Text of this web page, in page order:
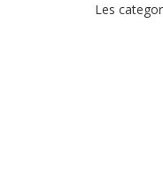
Les